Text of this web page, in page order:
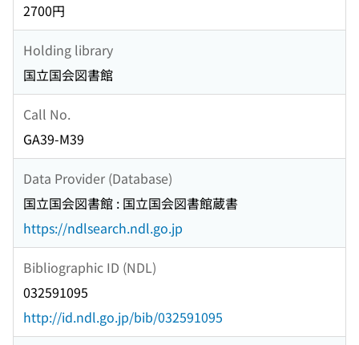
2700円
Holding library
国立国会図書館
Call No.
GA39-M39
Data Provider (Database)
国立国会図書館 : 国立国会図書館蔵書
https://ndlsearch.ndl.go.jp
Bibliographic ID (NDL)
032591095
http://id.ndl.go.jp/bib/032591095